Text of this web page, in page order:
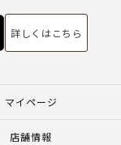
詳しくはこちら
マイページ
店舗情報